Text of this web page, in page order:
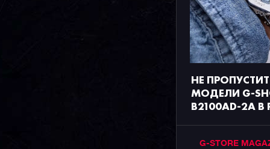
НЕ
МОДЕЛИ G-
B2100AD-2A
G-STORE